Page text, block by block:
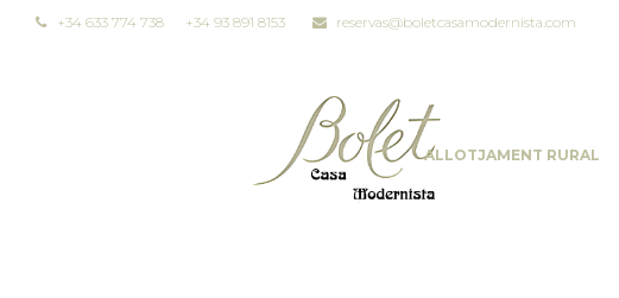
+34 633 774 738 +34 93 891 8153 reservas@boletcasamodernista.com
ALLOTJAMENT RURAL